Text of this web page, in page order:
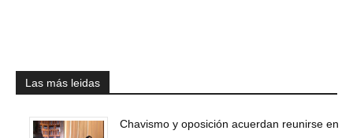
Las más leidas
Chavismo y oposición acuerdan reunirse en